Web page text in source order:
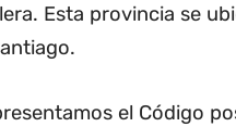
Esta provincia se
el Código